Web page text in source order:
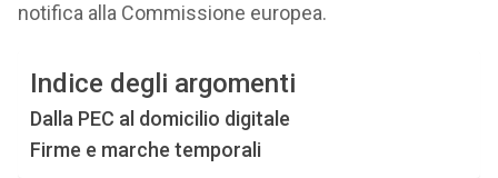
notifica alla Commissione europea.
Indice degli argomenti
Dalla PEC al domicilio digitale
Firme e marche temporali